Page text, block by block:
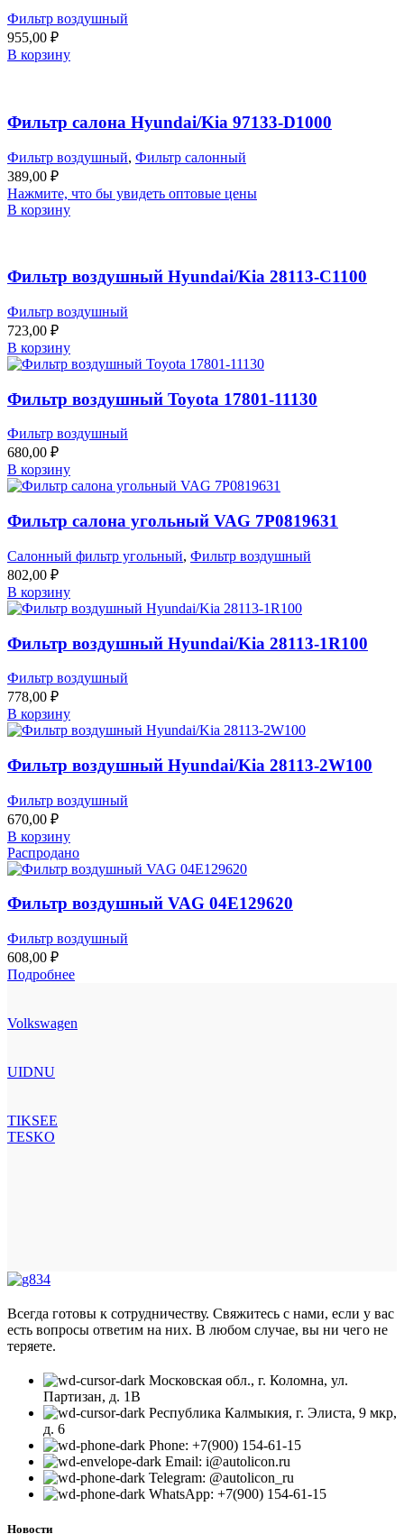
Фильтр воздушный
955,00 ₽
В корзину
Фильтр салона Hyundai/Kia 97133-D1000
Фильтр воздушный, Фильтр салонный
389,00 ₽
Нажмите, что бы увидеть оптовые цены
В корзину
Фильтр воздушный Hyundai/Kia 28113-C1100
Фильтр воздушный
723,00 ₽
В корзину
Фильтр воздушный Toyota 17801-11130
Фильтр воздушный
680,00 ₽
В корзину
Фильтр салона угольный VAG 7P0819631
Салонный фильтр угольный, Фильтр воздушный
802,00 ₽
В корзину
Фильтр воздушный Hyundai/Kia 28113-1R100
Фильтр воздушный
778,00 ₽
В корзину
Фильтр воздушный Hyundai/Kia 28113-2W100
Фильтр воздушный
670,00 ₽
В корзину
Распродано
Фильтр воздушный VAG 04E129620
Фильтр воздушный
608,00 ₽
Подробнее
Volkswagen
UIDNU
TIKSEE
TESKO
Всегда готовы к сотрудничеству. Свяжитесь с нами, если у вас
есть вопросы ответим на них. В любом случае, вы ни чего не
теряете.
Московская обл., г. Коломна, ул.
Партизан, д. 1В
Республика Калмыкия, г. Элиста, 9 мкр,
д. 6
Phone: +7(900) 154-61-15
Email: i@autolicon.ru
Telegram: @autolicon_ru
WhatsApp: +7(900) 154-61-15
Новости